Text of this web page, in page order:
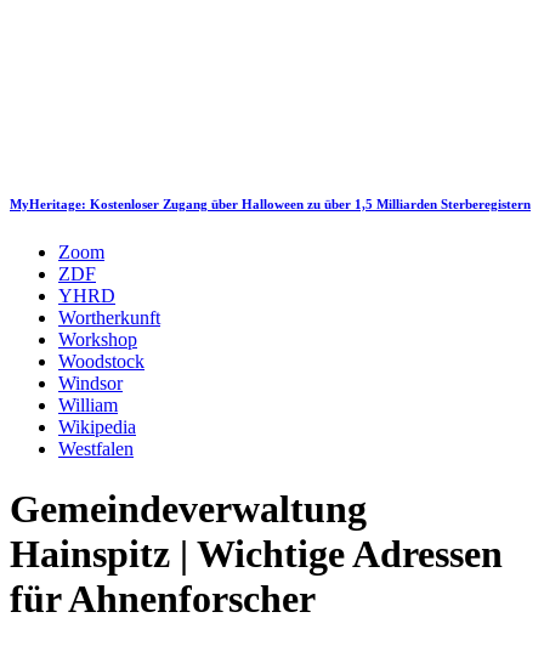
MyHeritage: Kostenloser Zugang über Halloween zu über 1,5 Milliarden Sterberegistern
Zoom
ZDF
YHRD
Wortherkunft
Workshop
Woodstock
Windsor
William
Wikipedia
Westfalen
Gemeindeverwaltung
Hainspitz | Wichtige Adressen
für Ahnenforscher